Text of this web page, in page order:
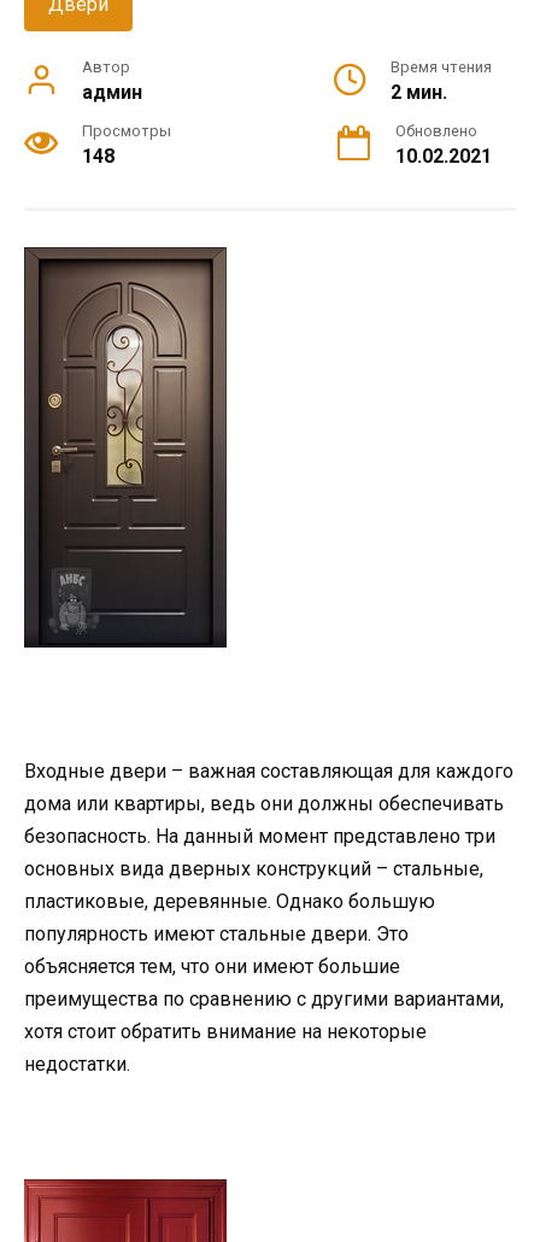
Автор
админ
Время чтения
2 мин.
Просмотры
148
Обновлено
10.02.2021
Входные двери – важная составляющая для каждого
дома или квартиры, ведь они должны обеспечивать
безопасность. На данный момент представлено три
основных вида дверных конструкций – стальные,
пластиковые, деревянные. Однако большую
популярность имеют стальные двери. Это
объясняется тем, что они имеют большие
преимущества по сравнению с другими вариантами,
хотя стоит обратить внимание на некоторые
недостатки.